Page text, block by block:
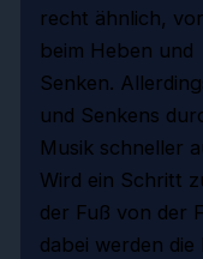
recht ähnlich,
beim Heben und
Senken.
und Senkens
Musik schneller
Wird ein Schritt
der Fuß von der
dabei werden